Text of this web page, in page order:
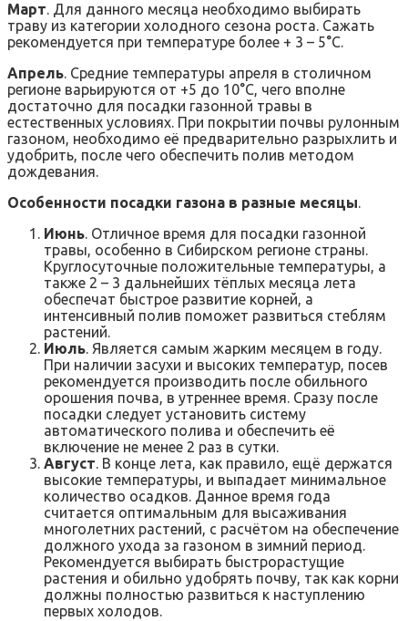
Март. Для данного месяца необходимо выбирать
траву из категории холодного сезона роста. Сажать
рекомендуется при температуре более + 3 – 5°C.
Апрель. Средние температуры апреля в столичном
регионе варьируются от +5 до 10°C, чего вполне
достаточно для посадки газонной травы в
естественных условиях. При покрытии почвы рулонным
газоном, необходимо её предварительно разрыхлить и
удобрить, после чего обеспечить полив методом
дождевания.
Особенности посадки газона в разные месяцы.
Июнь. Отличное время для посадки газонной
травы, особенно в Сибирском регионе страны.
Круглосуточные положительные температуры, а
также 2 – 3 дальнейших тёплых месяца лета
обеспечат быстрое развитие корней, а
интенсивный полив поможет развиться стеблям
растений.
Июль. Является самым жарким месяцем в году.
При наличии засухи и высоких температур, посев
рекомендуется производить после обильного
орошения почва, в утреннее время. Сразу после
посадки следует установить систему
автоматического полива и обеспечить её
включение не менее 2 раз в сутки.
Август. В конце лета, как правило, ещё держатся
высокие температуры, и выпадает минимальное
количество осадков. Данное время года
считается оптимальным для высаживания
многолетних растений, с расчётом на обеспечение
должного ухода за газоном в зимний период.
Рекомендуется выбирать быстрорастущие
растения и обильно удобрять почву, так как корни
должны полностью развиться к наступлению
первых холодов.